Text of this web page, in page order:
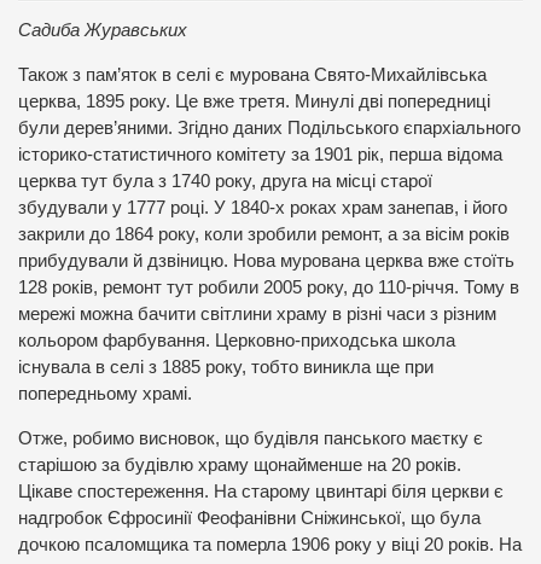
Садиба Журавських
Також з пам’яток в селі є мурована Свято-Михайлівська
церква, 1895 року. Це вже третя. Минулі дві попередниці
були дерев’яними. Згідно даних Подільського єпархіального
історико-статистичного комітету за 1901 рік, перша відома
церква тут була з 1740 року, друга на місці старої
збудували у 1777 році. У 1840-х роках храм занепав, і його
закрили до 1864 року, коли зробили ремонт, а за вісім років
прибудували й дзвіницю. Нова мурована церква вже стоїть
128 років, ремонт тут робили 2005 року, до 110-річчя. Тому в
мережі можна бачити світлини храму в різні часи з різним
кольором фарбування. Церковно-приходська школа
існувала в селі з 1885 року, тобто виникла ще при
попередньому храмі.
Отже, робимо висновок, що будівля панського маєтку є
старішою за будівлю храму щонайменше на 20 років.
Цікаве спостереження. На старому цвинтарі біля церкви є
надгробок Єфросинії Феофанівни Сніжинської, що була
дочкою псаломщика та померла 1906 року у віці 20 років. На